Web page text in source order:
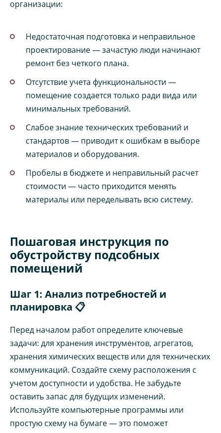
организации:
Недостаточная подготовка и неправильное
проектирование — зачастую люди начинают
ремонт без четкого плана.
Отсутствие учета функциональности —
помещение создается только ради вида или
минимальных требований.
Слабое знание технических требований и
стандартов — приводит к ошибкам в выборе
материалов и оборудования.
Пробелы в бюджете и неправильный расчет
стоимости — часто приходится менять
материалы или переделывать всю систему.
Пошаговая инструкция по
обустройству подсобных
помещений
Шаг 1: Анализ потребностей и
планировка 📋
Перед началом работ определите ключевые
задачи: для хранения инструментов, агрегатов,
хранения химических веществ или для технических
коммуникаций. Создайте схему расположения с
учетом доступности и удобства. Не забудьте
оставить запас для будущих изменений.
Используйте компьютерные программы или
простую схему на бумаге — это поможет